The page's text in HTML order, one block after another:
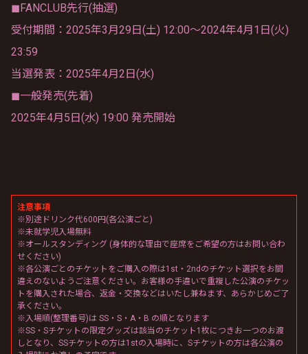
◼︎FANCLUB先行(抽選)
受付期間：2025年3月29日(土) 12:00〜2024年4月1日(火)
23:59
当選発表：2025年4月2日(水)
◼︎一般発売(先着)
2025年4月5日(水) 19:00 発売開始
注意事項
※別途ドリンク代600円(各公演ごと)
※未就学児入場無料
※オールスタンディング (身体的な理由で座席をご希望の方はお問い合わ
せください)
※各公演ごとのチケットをご購入の際は1st・2ndのチケット選択をお間
違えのないようご注意ください。お客様の手違いで重複した公演のチケッ
トを購入された場合、返金・交換などはいたし兼ねます、あらかじめご了
承ください。
※入場順(整理番号)は SS・S・A・B の順となります
※SS・Sチケットの限定グッズは該当のチケット1枚につきお一つのお渡
しとなり、SSチケットの方は1stの入場時に、Sチケットの方は各公演の